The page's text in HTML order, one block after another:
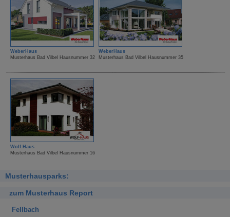
WeberHaus
Musterhaus Bad Vilbel Hausnummer 32
WeberHaus
Musterhaus Bad Vilbel Hausnummer 35
Wolf Haus
Musterhaus Bad Vilbel Hausnummer 16
Musterhausparks:
zum Musterhaus Report
Fellbach